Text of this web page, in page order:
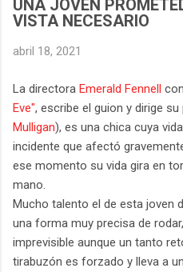
UNA JOVEN
VISTA NECESARIO
abril 18, 2021
La directora Emerald Fennell
Eve", escribe el guion y dirige
Mulligan), es una chica cuya
incidente que afectó
ese momento su vida gira en
mano.
Mucho talento el de esta joven
una forma muy precisa de
imprevisible aunque un tanto
tirabuzón es forzado y lleva a